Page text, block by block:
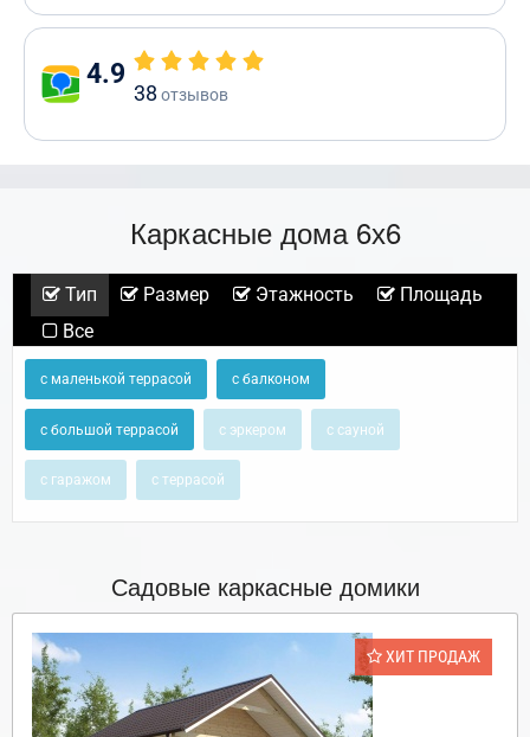
4.9
38 отзывов
Каркасные дома 6х6
Тип Размер Этажность
Площадь
Все
с маленькой террасой с балконом
с большой террасой с эркером с сауной
с гаражом с террасой
Садовые каркасные домики
ХИТ ПРОДАЖ